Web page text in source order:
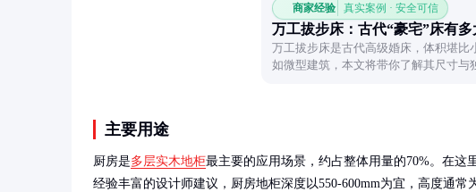
商家经验 真实案例 · 安全可信
万工拔步床：古代“豪宅”床有多
万工拔步床是古代高级婚床，体积堪比
如微型建筑，本文将带你了解其尺寸与
主要用途
厨房是多层实木地柜最主要的应用场景，约占整体用量的70%。在这
经验丰富的设计师建议，厨房地柜深度以550-600mm为宜，高度通常为